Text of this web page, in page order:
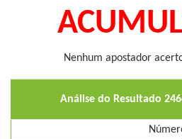
Nenhum apostador
Análise do Resultado